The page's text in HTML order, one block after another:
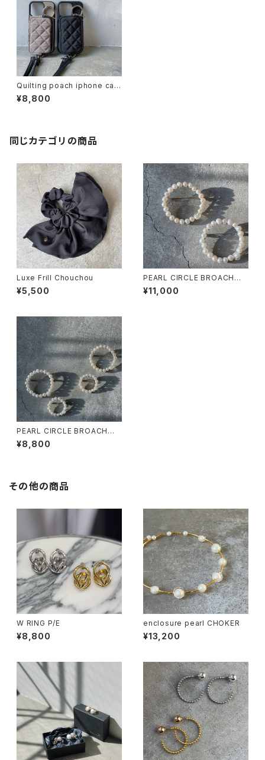
Quilting poach iphone cas
e
¥8,800
同じカテゴリの商品
Luxe Frill Chouchou
¥5,500
PEARL CIRCLE BROACH
Msize
¥11,000
PEARL CIRCLE BROACH S
size
¥8,800
その他の商品
W RING P/E
¥8,800
enclosure pearl CHOKER
¥13,200